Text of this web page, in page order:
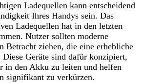
Ladequellen kann entscheidend
Ihres Handys sein. Das
Ladequellen hat in den letzten
Nutzer sollten moderne
Betracht ziehen, die eine erhebliche
Geräte sind dafür konzipiert,
in den Akku zu leiten und helfen
signifikant zu verkürzen.